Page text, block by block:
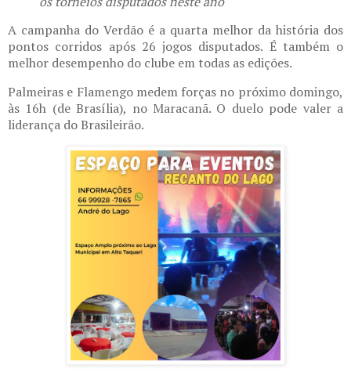
A campanha do Verdão é a quarta melhor da história dos
pontos corridos após 26 jogos disputados. É também o
melhor desempenho do clube em todas as edições.
Palmeiras e Flamengo medem forças no próximo domingo,
às 16h (de Brasília), no Maracanã. O duelo pode valer a
liderança do Brasileirão.